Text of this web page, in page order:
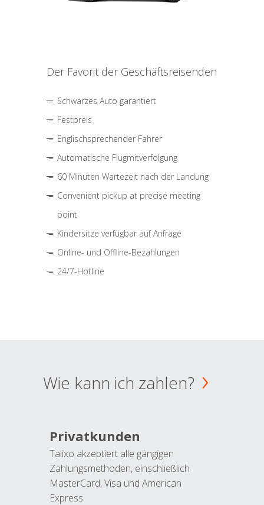
Der Favorit der Geschäftsreisenden
Schwarzes Auto garantiert
Festpreis
Englischsprechender Fahrer
Automatische Flugmitverfolgung
60 Minuten Wartezeit nach der Landung
Convenient pickup at precise meeting
point
Kindersitze verfügbar auf Anfrage
Online- und Offline-Bezahlungen
24/7-Hotline
Wie kann ich zahlen?
Privatkunden
Talixo akzeptiert alle gängigen
Zahlungsmethoden, einschließlich
MasterCard, Visa und American
Express.